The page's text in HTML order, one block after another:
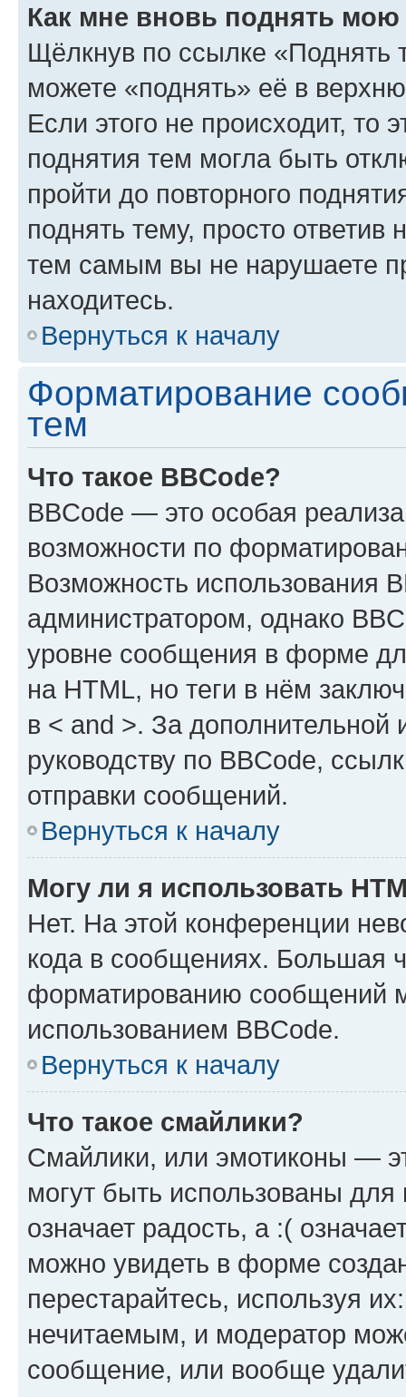
Как мне вновь поднять мою
Щёлкнув по ссылке «Поднять
можете «поднять» её в
Если этого не происходит, то
поднятия тем могла быть
пройти до повторного
поднять тему, просто ответив
тем самым вы не нарушаете
находитесь.
Вернуться к началу
Форматирование
тем
Что такое BBCode?
BBCode — это особая
возможности по
Возможность использования
администратором, однако
уровне сообщения в форме
на HTML, но теги в нём
в < and >. За
руководству по BBCode,
отправки сообщений.
Вернуться к началу
Могу ли я использовать
Нет. На этой конференции
кода в сообщениях. Большая
форматированию сообщений
использованием BBCode.
Вернуться к началу
Что такое смайлики?
Смайлики, или эмотиконы —
могут быть использованы
означает радость, а :(
можно увидеть в форме
перестарайтесь, используя
нечитаемым, и модератор
сообщение, или вообще